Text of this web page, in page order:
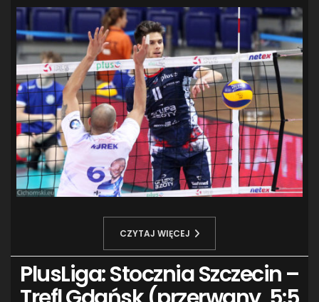
CZYTAJ WIĘCEJ
PlusLiga: Stocznia Szczecin –